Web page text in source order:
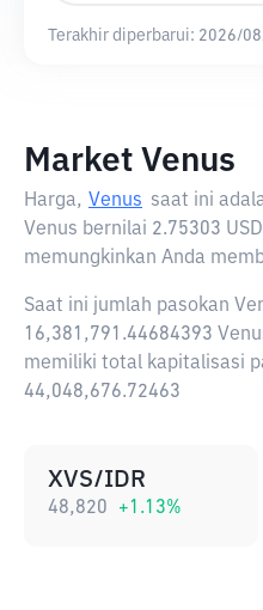
Terakhir diperbarui: 2026/
Market Venus
Harga, Venus saat ini
Venus bernilai 2.75303
memungkinkan Anda
Saat ini jumlah pasokan
16,381,791.44684393
memiliki total kapitalisasi
44,048,676.72463
XVS/IDR
48,820 +1.13%